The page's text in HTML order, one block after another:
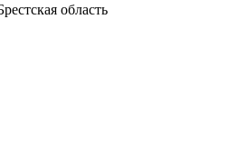
область